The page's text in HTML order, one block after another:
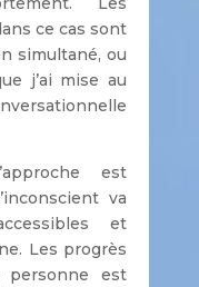
ce cas sont
simultané, ou
j’ai mise au
est
va
et
Les progrès
est